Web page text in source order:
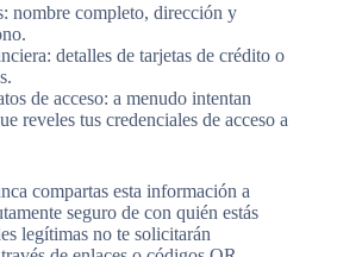
nombre completo, dirección y
detalles de tarjetas de crédito o
de acceso: a menudo intentan
reveles tus credenciales de acceso a
compartas esta información a
seguro de con quién estás
legítimas no te solicitarán